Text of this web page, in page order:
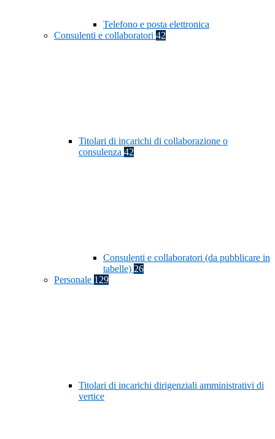
Telefono e posta elettronica
Consulenti e collaboratori 42
Titolari di incarichi di collaborazione o
consulenza 42
Consulenti e collaboratori (da pubblicare in
tabelle) 26
Personale 129
Titolari di incarichi dirigenziali amministrativi di
vertice